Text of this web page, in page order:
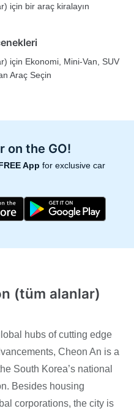
için bir araç kiralayın
için Ekonomi, Mini-Van, SUV
Araç Seçin
on the GO!
FREE App for exclusive car
(tüm alanlar)
hubs of cutting edge
Cheon An is a
South Korea’s national
Besides housing
corporations, the city is